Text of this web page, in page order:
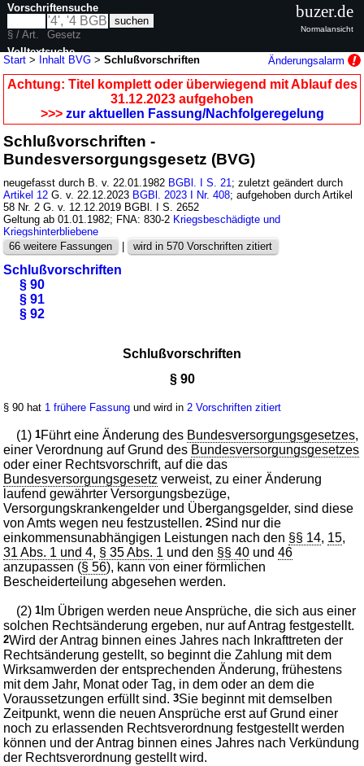
Start > Inhalt BVG >Schlußvorschriften Änderungsalarm
Achtung: Titel komplett oder überwiegend mit Ablauf des
31.12.2023 aufgehoben
>>> zur aktuellen Fassung/Nachfolgeregelung
Schlußvorschriften -
Bundesversorgungsgesetz (BVG)
neugefasst durch B. v. 22.01.1982 BGBl. I S. 21 ; zuletzt geändert durch
Artikel 12 G. v. 22.12.2023 BGBl. 2023 I Nr. 408; aufgehoben durch Artikel
58 Nr. 2 G. v. 12.12.2019 BGBl. I S. 2652
Geltung ab 01.01.1982; FNA: 830-2 Kriegsbeschädigte und
Kriegshinterbliebene
66 weitere Fassungen
| wird in 570 Vorschriften zitiert
Schlußvorschriften
§ 90
§ 91
§ 92
Schlußvorschriften
§ 90
§ 90 hat 1 frühere Fassung und wird in2 Vorschriften zitiert
(1)1Führt eine Änderung des Bundesversorgungsgesetzes,
einer Verordnung auf Grund des Bundesversorgungsgesetzes
oder einer Rechtsvorschrift, auf die das
Bundesversorgungsgesetz verweist, zu einer Änderung
laufend gewährter Versorgungsbezüge,
Versorgungskrankengelder und Übergangsgelder, sind diese
von Amts wegen neu festzustellen.2Sind nur die
einkommensunabhängigen Leistungen nach den §§ 14, 15,
31 Abs. 1 und 4, § 35 Abs. 1 und den §§ 40 und46
anzupassen (§ 56), kann von einer förmlichen
Bescheiderteilung abgesehen werden.
(2)1 Im Übrigen werden neue Ansprüche, die sich aus einer
solchen Rechtsänderung ergeben, nur auf Antrag festgestellt.
2Wird der Antrag binnen eines Jahres nach Inkrafttreten der
Rechtsänderung gestellt, so beginnt die Zahlung mit dem
Wirksamwerden der entsprechenden Änderung, frühestens
mit dem Jahr, Monat oder Tag, in dem oder an dem die
Voraussetzungen erfüllt sind.3Sie beginnt mit demselben
Zeitpunkt, wenn die neuen Ansprüche erst auf Grund einer
noch zu erlassenden Rechtsverordnung festgestellt werden
können und der Antrag binnen eines Jahres nach Verkündung
der Rechtsverordnung gestellt wird.
Vorschriftensuche
§ / Art.
Gesetz
Volltextsuche
nur in BVG
buzer.de
Normalansicht